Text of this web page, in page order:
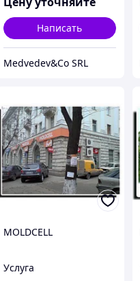
Написать
Medvedev&Co SRL
MOLDCELL
Услуга